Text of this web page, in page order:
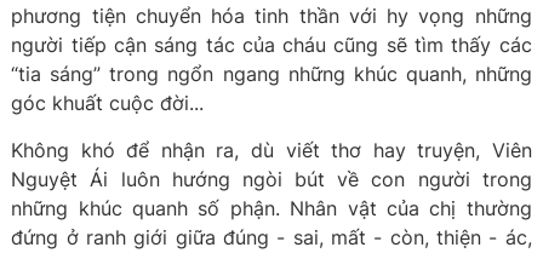
phương tiện chuyển hóa tinh thần với hy vọng những
người tiếp cận sáng tác của cháu cũng sẽ tìm thấy các
“tia sáng” trong ngổn ngang những khúc quanh, những
góc khuất cuộc đời...
Không khó để nhận ra, dù viết thơ hay truyện, Viên
Nguyệt Ái luôn hướng ngòi bút về con người trong
những khúc quanh số phận. Nhân vật của chị thường
đứng ở ranh giới giữa đúng - sai, mất - còn, thiện - ác,